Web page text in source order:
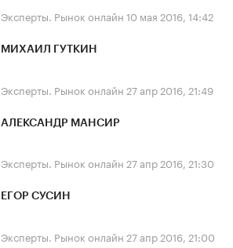
Эксперты. Рынок онлайн 10 мая 2016, 14:42
МИХАИЛ ГУТКИН
Эксперты. Рынок онлайн 27 апр 2016, 21:49
АЛЕКСАНДР МАНСИР
Эксперты. Рынок онлайн 27 апр 2016, 21:30
ЕГОР СУСИН
Эксперты. Рынок онлайн 27 апр 2016, 21:00